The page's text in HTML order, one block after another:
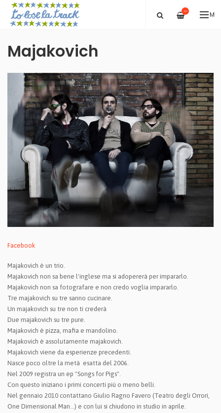
—
Majakovich
Facebook
Majakovich è un trio.
Majakovich non sa bene l'inglese ma si adopererà per impararlo.
Majakovich non sa fotografare e non credo voglia impararlo.
Tre majakovich su tre sanno cucinare.
Un majakovich su tre non ti crederà
Due majakovich su tre pure.
Majakovich è pizza, mafia e mandolino.
Majakovich è assolutamente majakovich.
Majakovich viene da esperienze precedenti.
Nasce poco oltre la metà esatta del 2006.
Nel 2009 registra un ep "Songs for Pigs".
Con questo iniziano i primi concerti più o meno belli.
Nel gennaio 2010 contattano Giulio Ragno Favero (Teatro degli Orrori,
One Dimensional Man...) e con lui si chiudono in studio in aprile.